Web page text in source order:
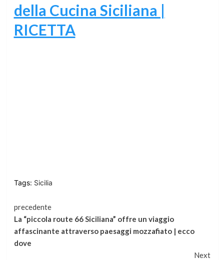
della Cucina Siciliana |
RICETTA
Tags: Sicilia
Continua
a
leggere
precedente
La “piccola route 66 Siciliana” offre un viaggio
affascinante attraverso paesaggi mozzafiato | ecco
dove
Next